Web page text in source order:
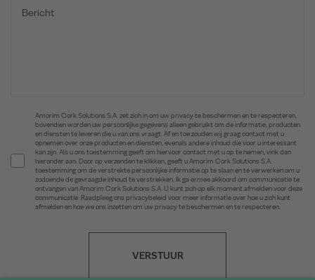
Amorim Cork Solutions S.A. zet zich in om uw privacy te beschermen en te respecteren,
bovendien worden uw persoonlijke gegevens alleen gebruikt om de informatie, producten
en diensten te leveren die u van ons vraagt. Af en toe zouden wij graag contact met u
opnemen over onze producten en diensten, evenals andere inhoud die voor u interessant
kan zijn. Als u ons toestemming geeft om hiervoor contact met u op te nemen, vink dan
hieronder aan. Door op verzenden te klikken, geeft u Amorim Cork Solutions S.A.
toestemming om de verstrekte persoonlijke informatie op te slaan en te verwerken om u
zodoende de gevraagde inhoud te verstrekken. Ik ga ermee akkoord om communicatie te
ontvangen van Amorim Cork Solutions S.A. U kunt zich op elk moment afmelden voor deze
communicatie. Raadpleeg ons privacybeleid voor meer informatie over hoe u zich kunt
afmelden en hoe we ons inzetten om uw privacy te beschermen en te respecteren.
VERSTUUR